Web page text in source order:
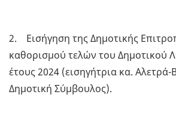
2. Εισήγηση της Δημοτικής
καθορισμού τελών του Δημοτικού
έτους 2024 (εισηγήτρια κα. Αλετρά-
Δημοτική Σύμβουλος).